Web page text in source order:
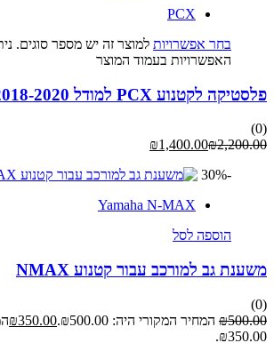
PCX
בחר אפשרויות למוצר זה יש מספר סוגים.
האפשרויות בעמוד המוצר
פלסטיקה לקטנוע PCX למודל 2018-2020
(0)
₪2,200.00
₪1,400.00
-30%
Yamaha N-MAX
הוספה לסל
משענת גב למורכב עבור קטנוע NMAX
(0)
₪500.00 המחיר המקורי היה: ₪500.00. ₪350.00
₪350.00.